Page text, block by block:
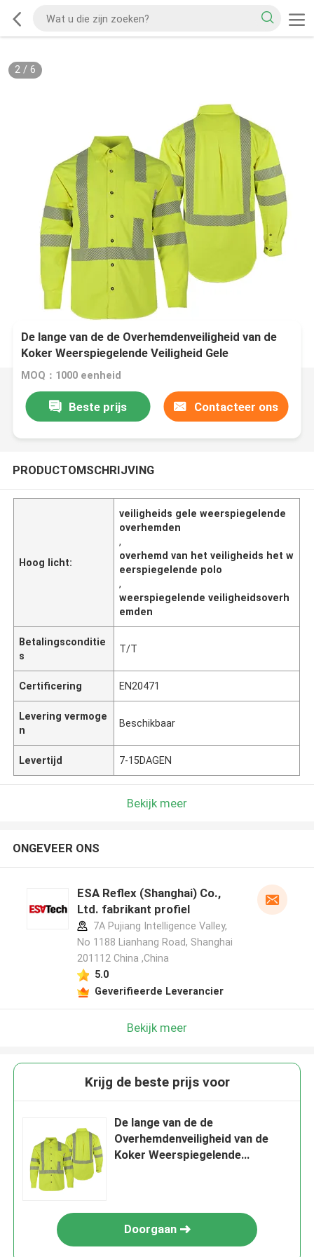
2/ 6
De lange van de de Overhemdenveiligheid van de
Koker Weerspiegelende Veiligheid Gele
Overhemden met Weerspiegelende Strepen
MOQ：1000 eenheid
Beste prijs Contacteer ons
PRODUCTOMSCHRIJVING
Hoog licht:
veiligheids gele weerspiegelende
overhemden
,
overhemd van het veiligheids het w
eerspiegelende polo
,
weerspiegelende veiligheidsoverh
emden
Betalingsconditie
s
T/T
Certificering EN20471
Levering vermoge
n
Beschikbaar
Levertijd 7-15DAGEN
Bekijk meer
ONGEVEER ONS
ESA Reflex (Shanghai) Co.,
Ltd. fabrikant profiel
7A Pujiang Intelligence Valley,
No 1188 Lianhang Road, Shanghai
201112 China ,China
5.0
Geverifieerde Leverancier
Bekijk meer
Krijg de beste prijs voor
De lange van de de
Overhemdenveiligheid van de
Koker Weerspiegelende
Doorgaan